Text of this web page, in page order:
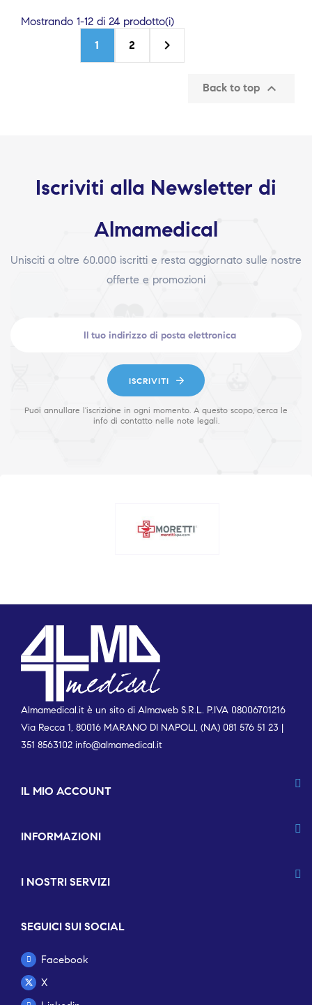
Mostrando 1-12 di 24 prodotto(i)
1
2 
Back to top 
Iscriviti alla Newsletter di
Almamedical
Unisciti a oltre 60.000 iscritti e resta aggiornato sulle nostre
offerte e promozioni
ISCRIVITI
Puoi annullare l'iscrizione in ogni momento. A questo scopo, cerca le
info di contatto nelle note legali.
Almamedical.it è un sito di Almaweb S.R.L. P.IVA 08006701216
Via Recca 1, 80016 MARANO DI NAPOLI, (NA) 081 576 51 23 |
351 8563102 info@almamedical.it
IL MIO ACCOUNT
INFORMAZIONI
I NOSTRI SERVIZI
SEGUICI SUI SOCIAL
Facebook
X